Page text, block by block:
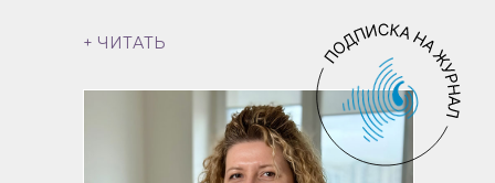
+ ЧИТАТЬ